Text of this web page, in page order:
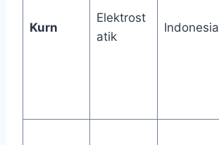
Kurn
Elektrost
atik
Indonesia